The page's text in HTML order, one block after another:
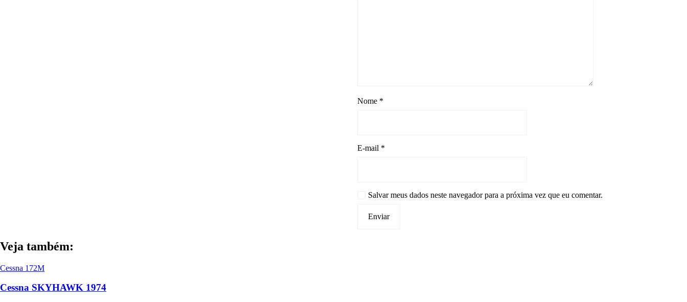
Nome *
E-mail *
Salvar meus dados neste navegador para a próxima vez que eu comentar.
Veja também:
Cessna 172M
Cessna SKYHAWK 1974